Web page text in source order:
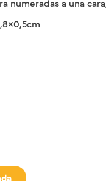
numeradas a una